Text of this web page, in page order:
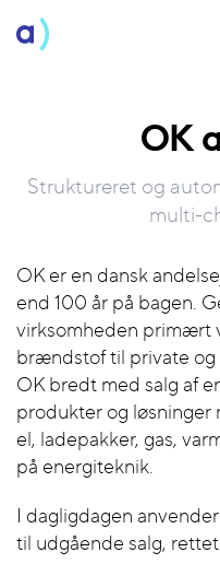
OK
Struktureret og
multi-
OK er en dansk
end 100 år på bagen.
virksomheden primært
brændstof til private og
OK bredt med salg af
produkter og løsninger
el, ladepakker, gas,
på energiteknik.
I dagligdagen
til udgående salg,